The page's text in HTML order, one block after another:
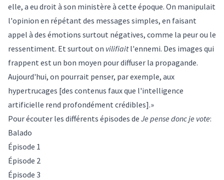
elle, a eu droit à son ministère à cette époque. On manipulait
l'opinion en répétant des messages simples, en faisant
appel à des émotions surtout négatives, comme la peur ou le
ressentiment. Et surtout on vilifiaitl'ennemi. Des images qui
frappent est un bon moyen pour diffuser la propagande.
Aujourd'hui, on pourrait penser, par exemple, aux
hypertrucages [des contenus faux que l'intelligence
artificielle rend profondément crédibles].»
Pour écouter les différents épisodes de Je pense donc je vote:
Balado
Épisode 1
Épisode 2
Épisode 3